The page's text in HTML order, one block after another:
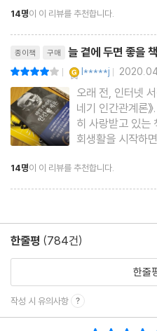
활용방법이 책 머리에 적혀있다.
14명이 이 리뷰를 추천합니다.
종이책 구매 늘 곁에 두면 좋을
| l*****j |
오래 전, 인터넷
네기 인간관계론
히 사랑받고 있는
회생활을 시작하
으면서 신입사원
금도 가끔 신입사
14명이 이 리뷰를 추천합니다.
한줄평 (784건)
한줄
작성 시 유의사항